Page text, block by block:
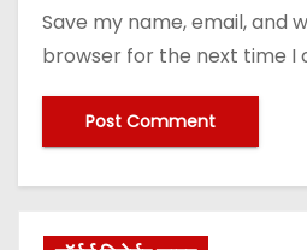
Save my name, email, and
browser for the next time I